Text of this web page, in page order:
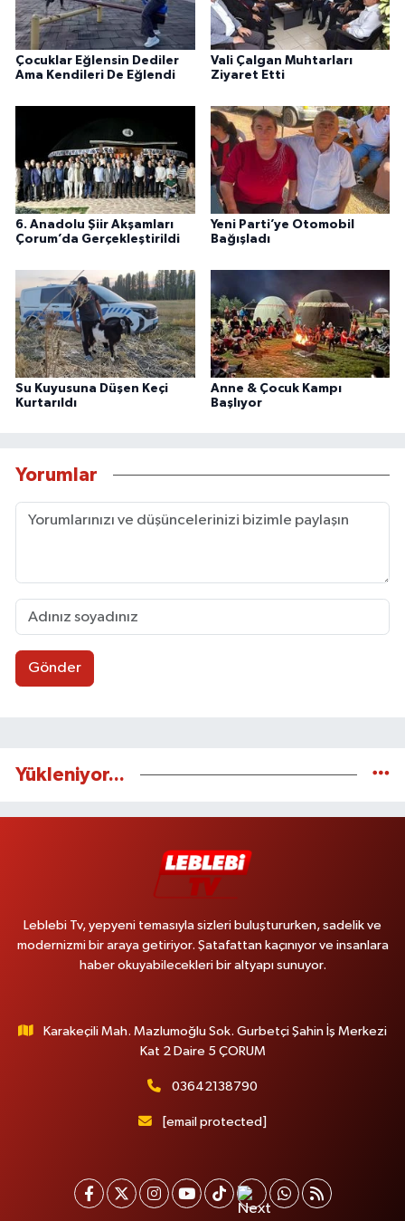
Çocuklar Eğlensin Dediler
Ama Kendileri De Eğlendi
Vali Çalgan Muhtarları
Ziyaret Etti
6. Anadolu Şiir Akşamları
Çorum’da Gerçekleştirildi
Yeni Parti’ye Otomobil
Bağışladı
Su Kuyusuna Düşen Keçi
Kurtarıldı
Anne & Çocuk Kampı
Başlıyor
Yorumlar
Gönder
Yükleniyor...
Leblebi Tv, yepyeni temasıyla sizleri buluştururken, sadelik ve
modernizmi bir araya getiriyor. Şatafattan kaçınıyor ve insanlara
haber okuyabilecekleri bir altyapı sunuyor.
Karakeçili Mah. Mazlumoğlu Sok. Gurbetçi Şahin İş Merkezi
Kat 2 Daire 5 ÇORUM
03642138790
[email protected]